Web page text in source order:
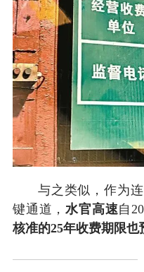
与之类似，作为
键通道，水官高速自
核准的25年收费期限也